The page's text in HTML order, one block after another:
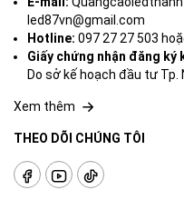
led87vn@gmail.com
Hotline: 097 27 27 503
Giấy chứng nhận đăng ký
Do sở kế hoạch đầu tư
Xem thêm
THEO DÕI CHÚNG TÔI